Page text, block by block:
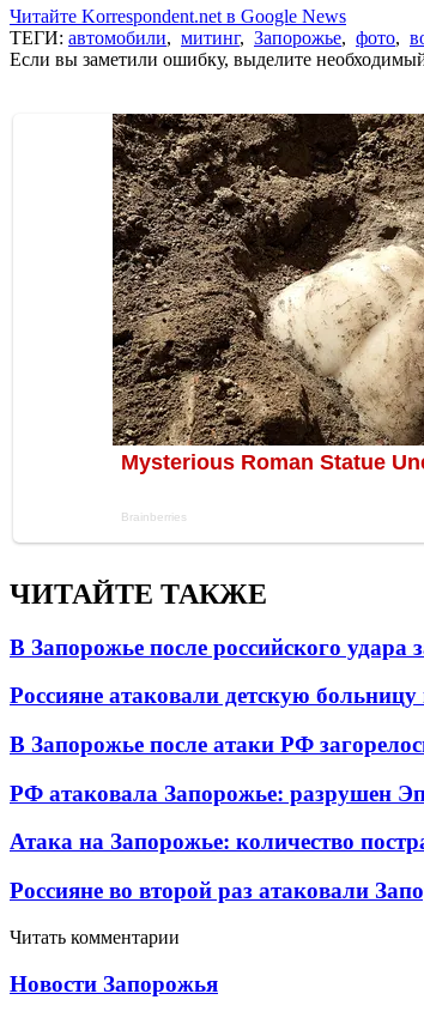
Читайте Korrespondent.net в Google News
ТЕГИ: автомобили, митинг, Запорожье, фото,
Если вы заметили ошибку, выделите
ЧИТАЙТЕ ТАКЖЕ
В Запорожье после российского
Россияне атаковали детскую
В Запорожье после атаки РФ
РФ атаковала Запорожье: разрушен
Атака на Запорожье: количество
Россияне во второй раз атаковали
Читать комментарии
Новости Запорожья